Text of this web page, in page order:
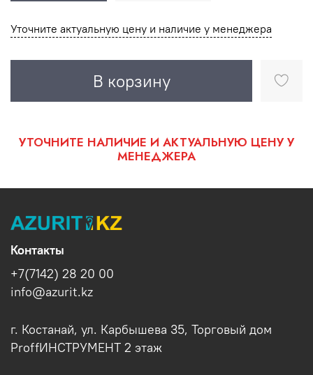
Уточните актуальную цену и наличие у менеджера
В корзину
УТОЧНИТЕ НАЛИЧИЕ И АКТУАЛЬНУЮ ЦЕНУ У
МЕНЕДЖЕРА
Контакты
+7(7142) 28 20 00
info@azurit.kz
г. Костанай, ул. Карбышева 35, Торговый дом
ProffИНСТРУМЕНТ 2 этаж